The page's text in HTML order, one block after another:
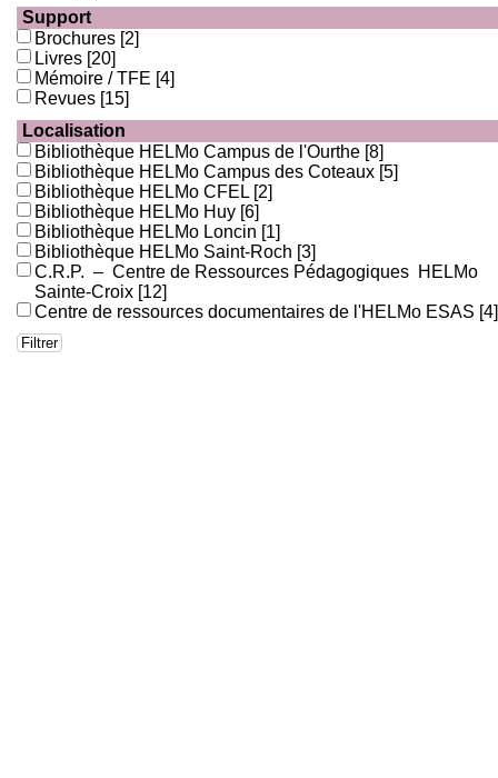
Support
Brochures [2]
Livres [20]
Mémoire / TFE [4]
Revues [15]
Localisation
Bibliothèque HELMo Campus de l'Ourthe [8]
Bibliothèque HELMo Campus des Coteaux [5]
Bibliothèque HELMo CFEL [2]
Bibliothèque HELMo Huy [6]
Bibliothèque HELMo Loncin [1]
Bibliothèque HELMo Saint-Roch [3]
C.R.P. – Centre de Ressources Pédagogiques HELMo
Sainte-Croix [12]
Centre de ressources documentaires de l'HELMo ESAS [4]